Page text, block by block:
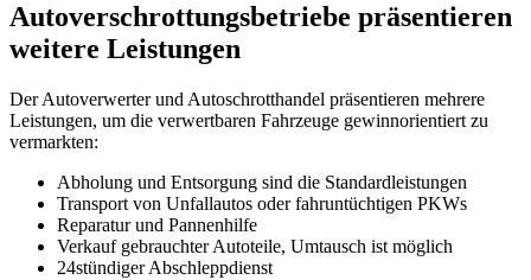
Autoverschrottungsbetriebe präsentieren
weitere Leistungen
Der Autoverwerter und Autoschrotthandel präsentieren mehrere
Leistungen, um die verwertbaren Fahrzeuge gewinnorientiert zu
vermarkten:
Abholung und Entsorgung sind die Standardleistungen
Transport von Unfallautos oder fahruntüchtigen PKWs
Reparatur und Pannenhilfe
Verkauf gebrauchter Autoteile, Umtausch ist möglich
24stündiger Abschleppdienst